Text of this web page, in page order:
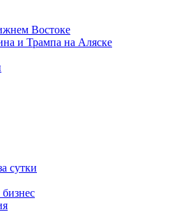
Востоке
и Трампа на Аляске
сутки